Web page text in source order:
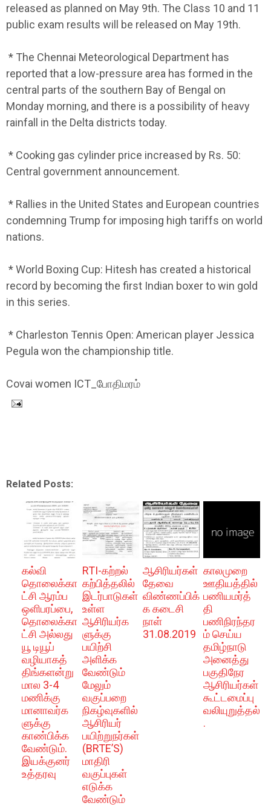
released as planned on May 9th. The Class 10 and 11
public exam results will be released on May 19th.
* The Chennai Meteorological Department has
reported that a low-pressure area has formed in the
central parts of the southern Bay of Bengal on
Monday morning, and there is a possibility of heavy
rainfall in the Delta districts today.
* Cooking gas cylinder price increased by Rs. 50:
Central government announcement.
* Rallies in the United States and European countries
condemning Trump for imposing high tariffs on world
nations.
* World Boxing Cup: Hitesh has created a historical
record by becoming the first Indian boxer to win gold
in this series.
* Charleston Tennis Open: American player Jessica
Pegula won the championship title.
Covai women ICT_போதிமரம்
Related Posts:
கல்வி
தொலைக்கா
ட்சி ஆரம்ப
ஒளிபரப்பை,
தொலைக்கா
ட்சி அல்லது
யூ டியூப்
வழியாகத்
திங்களன்று
மால 3-4
மணிக்கு
மானாவர்க
ளுக்கு
காண்பிக்க
வேண்டும்.
இயக்குனர்
உத்தரவு
RTI-கற்றல்
கற்பித்தலில்
இடர்பாடுகள்
உள்ள
ஆசிரியர்க
ளுக்கு
பயிற்சி
அளிக்க
வேண்டும்
மேலும்
வகுப்பறை
நிகழ்வுகளில்
ஆசிரியர்
பயிற்றுநர்கள்
(BRTE’S)
மாதிரி
வகுப்புகள்
எடுக்க
வேண்டும்
ஆசிரியர்கள்
தேவை
விண்ணப்பிக்
க கடைசி
நாள்
31.08.2019
காலமுறை
ஊதியத்தில்
பணியமர்த்
தி
பணிநிரந்தர
ம் செய்ய
தமிழ்நாடு
அனைத்து
பகுதிநேர
ஆசிரியர்கள்
கூட்டமைப்பு
வலியுறுத்தல்
.